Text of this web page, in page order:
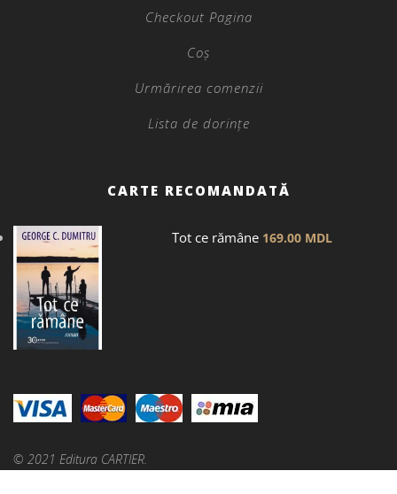
Checkout Pagina
Coș
Urmărirea comenzii
Lista de dorințe
CARTE RECOMANDATĂ
Tot ce rămâne 169.00 MDL
© 2021 Editura CARTIER.